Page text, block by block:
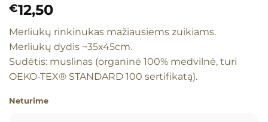
€12,50
Merliukų rinkinukas mažiausiems zuikiams.
Merliukų dydis ~35x45cm.
Sudėtis: muslinas (organinė 100% medvilnė, turi
OEKO-TEX® STANDARD 100 sertifikatą).
Neturime